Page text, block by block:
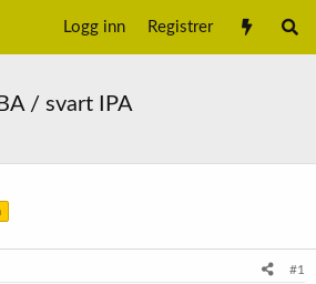
Logg inn Registrer
/ svart IPA
#1